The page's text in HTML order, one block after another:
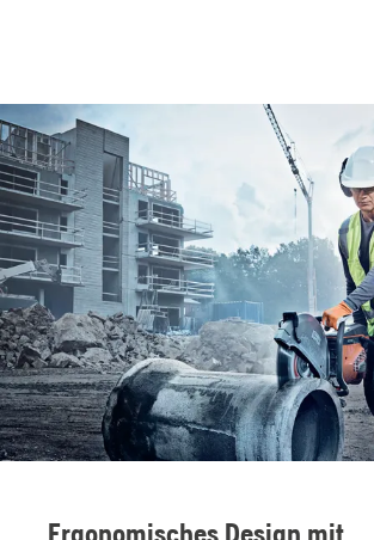
Ergonomisches Design mit